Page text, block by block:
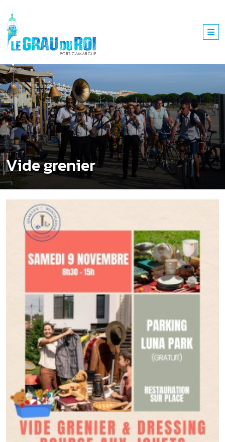
Vide grenier